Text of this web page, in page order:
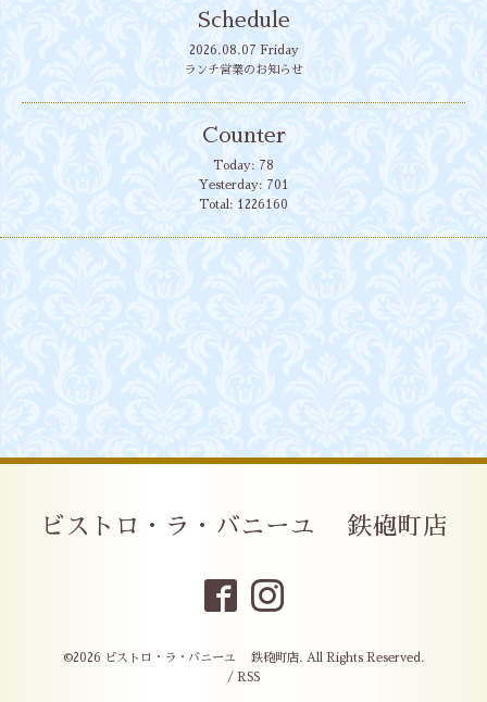
Schedule
2026.08.07 Friday
ランチ営業のお知らせ
Counter
Today: 78
Yesterday: 701
Total: 1226160
ビストロ・ラ・バニーユ 鉄砲町店
©2026 ビストロ・ラ・バニーユ 鉄砲町店. All Rights Reserved.
/
RSS